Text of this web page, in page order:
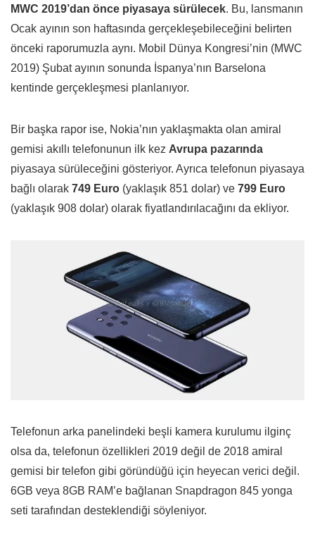
MWC 2019’dan önce piyasaya sürülecek. Bu, lansmanın
Ocak ayının son haftasında gerçekleşebileceğini belirten
önceki raporumuzla aynı. Mobil Dünya Kongresi’nin (MWC
2019) Şubat ayının sonunda İspanya’nın Barselona
kentinde gerçekleşmesi planlanıyor.
Bir başka rapor ise, Nokia’nın yaklaşmakta olan amiral
gemisi akıllı telefonunun ilk kez Avrupa pazarında
piyasaya sürüleceğini gösteriyor. Ayrıca telefonun piyasaya
bağlı olarak 749 Euro (yaklaşık 851 dolar) ve 799 Euro
(yaklaşık 908 dolar) olarak fiyatlandırılacağını da ekliyor.
Telefonun arka panelindeki beşli kamera kurulumu ilginç
olsa da, telefonun özellikleri 2019 değil de 2018 amiral
gemisi bir telefon gibi göründüğü için heyecan verici değil.
6GB veya 8GB RAM’e bağlanan Snapdragon 845 yonga
seti tarafından desteklendiği söyleniyor.